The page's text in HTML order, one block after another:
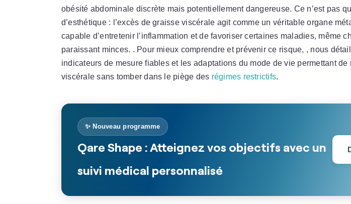
obésité abdominale discrète mais potentiellement dangereuse. Ce n’est pas
d’esthétique : l’excès de graisse viscérale agit comme un véritable organe
capable d’entretenir l’inflammation et de favoriser certaines maladies, même
paraissant minces. . Pour mieux comprendre et prévenir ce risque, , nous
indicateurs de mesure fiables et les adaptations du mode de vie permettant
viscérale sans tomber dans le piège des régimes restrictifs.
✨ Nouveau programme
Qare Shape : Atteignez vos objectifs avec un
suivi médical personnalisé